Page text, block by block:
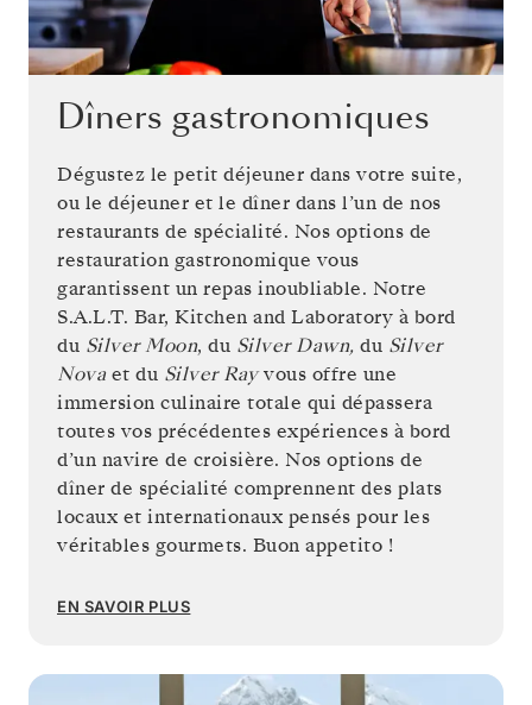
Dîners gastronomiques
Dégustez le petit déjeuner dans votre suite,
ou le déjeuner et le dîner dans l’un de nos
restaurants de spécialité. Nos options de
restauration gastronomique vous
garantissent un repas inoubliable. Notre
S.A.L.T. Bar, Kitchen and Laboratory à bord
du Silver Moon, du Silver Dawn, du Silver
Novaet du Silver Rayvous offre une
immersion culinaire totale qui dépassera
toutes vos précédentes expériences à bord
d’un navire de croisière. Nos options de
dîner de spécialité comprennent des plats
locaux et internationaux pensés pour les
véritables gourmets. Buon appetito !
EN SAVOIR PLUS